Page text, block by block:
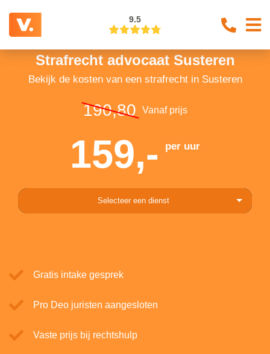
9.5
Strafrecht advocaat Susteren
Bekijk de kosten van een strafrecht in Susteren
190,80 Vanaf prijs
159,- per uur
Selecteer een dienst
Gratis intake gesprek
Pro Deo juristen aangesloten
Vaste prijs bij rechtshulp